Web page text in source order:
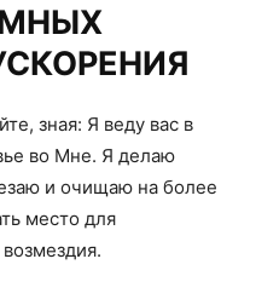
зная: Я веду вас в
во Мне. Я делаю
и очищаю на более
место для